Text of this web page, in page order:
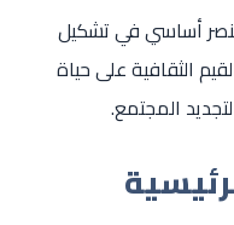
أساسي في تشكيل
الثقافية على حياة
المجتمع.